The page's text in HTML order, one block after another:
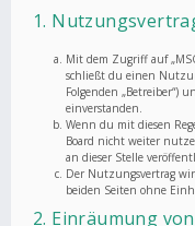
1.
Mit dem Zugriff auf
schließt du einen
Folgenden „Betreiber“)
einverstanden.
Wenn du mit diesen
Board nicht weiter
an dieser Stelle
Der Nutzungsvertrag
beiden Seiten ohne
2. Einräumung